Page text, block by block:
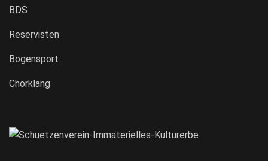
BDS
Reservisten
Bogensport
Chorklang